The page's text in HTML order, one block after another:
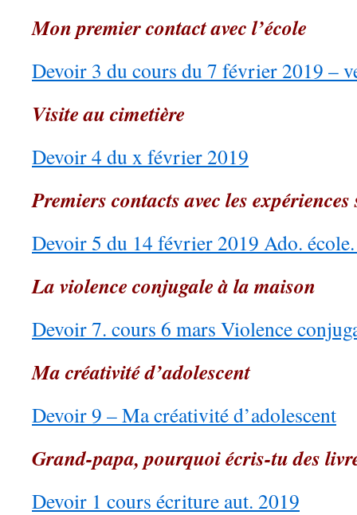
Mon premier contact avec l’école
Devoir 3 du cours du 7 février 2019 –
Visite au cimetière
Devoir 4 du x février 2019
Premiers contacts avec les
Devoir 5 du 14 février 2019 Ado.
La violence conjugale à la maison
Devoir 7. cours 6 mars Violence
Ma créativité d’adolescent
Devoir 9 – Ma créativité d’adolescent
Grand-papa, pourquoi écris-tu des
Devoir 1 cours écriture aut. 2019